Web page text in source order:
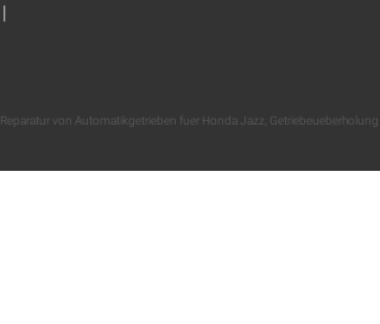
|
Reparatur von Automatikgetrieben fuer Honda Jazz Getriebeueberholung